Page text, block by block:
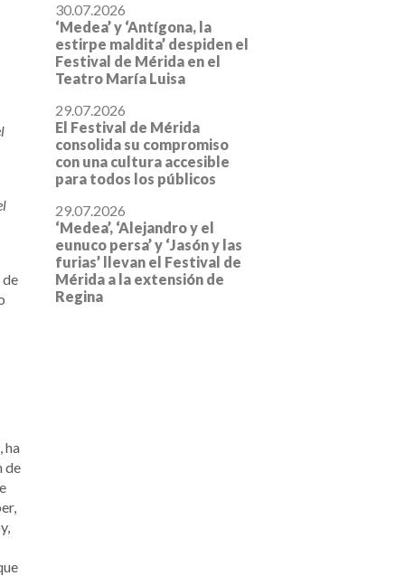
ha
de
30.07.2026
‘Medea’ y ‘Antígona, la
estirpe maldita’ despiden el
Festival de Mérida en el
Teatro María Luisa
29.07.2026
El Festival de Mérida
consolida su compromiso
con una cultura accesible
para todos los públicos
29.07.2026
‘Medea’, ‘Alejandro y el
eunuco persa’ y ‘Jasón y las
furias’ llevan el Festival de
Mérida a la extensión de
Regina